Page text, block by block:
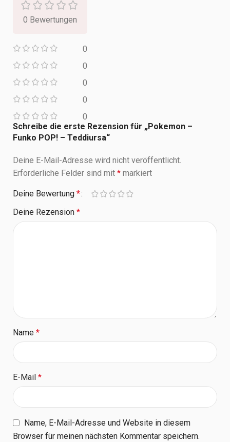
0 Bewertungen
0
0
0
0
0
Schreibe die erste Rezension für „Pokemon –
Funko POP! – Teddiursa“
Deine E-Mail-Adresse wird nicht veröffentlicht.
Erforderliche Felder sind mit * markiert
Deine Bewertung *
Deine Rezension *
Name *
E-Mail *
Name, E-Mail-Adresse und Website in diesem
Browser für meinen nächsten Kommentar speichern.